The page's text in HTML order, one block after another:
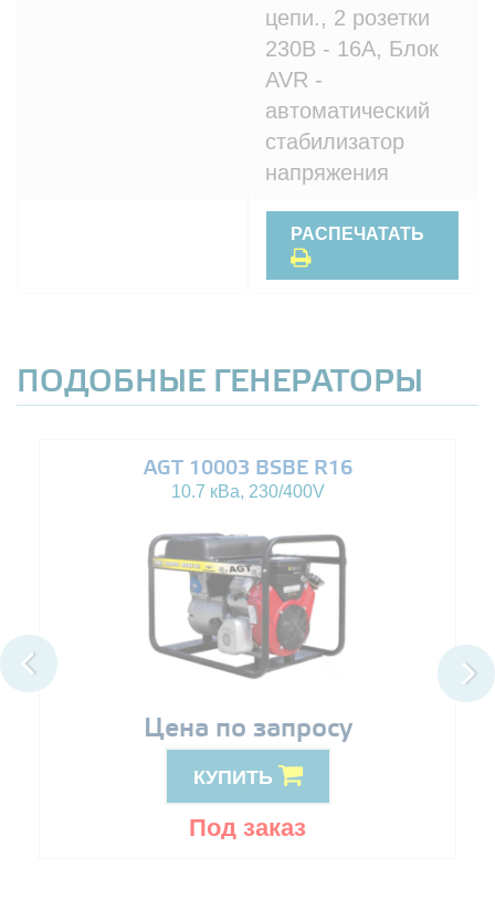
цепи., 2 розетки
230В - 16A, Блок
AVR -
автоматический
стабилизатор
напряжения
РАСПЕЧАТАТЬ
ПОДОБНЫЕ ГЕНЕРАТОРЫ
AGT 10003 BSBE R16
10.7 кВа, 230/400V
Цена по запросу
КУПИТЬ
Под заказ